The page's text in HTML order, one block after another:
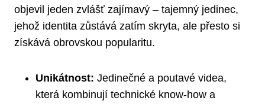
objevil jeden zvlášť zajímavý – tajemný jedinec,
jehož identita zůstává zatím skryta, ale přesto si
získává obrovskou popularitu.
Unikátnost: Jedinečné a poutavé videa,
která kombinují technické know-how a